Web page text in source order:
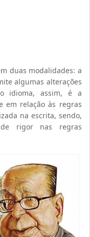
duas modalidades: a
algumas alterações
idioma, assim, é a
em relação às regras
na escrita, sendo,
rigor nas regras